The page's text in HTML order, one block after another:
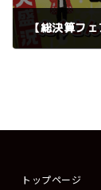
2026年3月19日
トップページ